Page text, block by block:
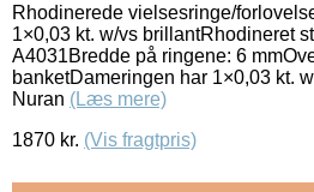
Rhodinerede vielsesringe/
1×0,03 kt. w/vs brillantRhodineret
A4031Bredde på ringene: 6
banketDameringen har 1×0,03 kt.
Nuran (Læs mere)
1870 kr. (Vis fragtpris)